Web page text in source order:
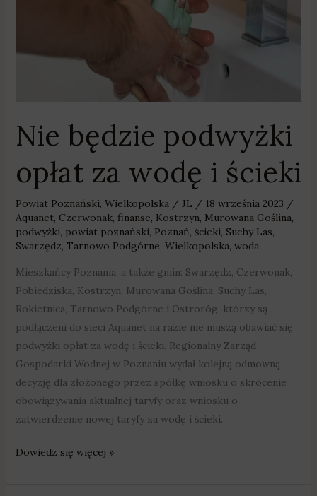
Nie będzie podwyżki
opłat za wodę i ścieki
Powiat Poznański, Wielkopolska/ JL / 18 września 2023 /
Aquanet, Czerwonak, finanse, Kostrzyn, Murowana Goślina,
podwyżki, powiat poznański, Poznań, ścieki, Suchy Las,
Swarzędz, Tarnowo Podgórne, Wielkopolska, woda
Mieszkańcy Poznania, a także gmin: Swarzędz, Czerwonak,
Pobiedziska, Kostrzyn, Murowana Goślina, Suchy Las,
Rokietnica, Tarnowo Podgórne i Ostroróg, którzy są
podłączeni do sieci Aquanet na razie nie muszą obawiać się
podwyżki opłat za wodę i ścieki. Regionalny Zarząd
Gospodarki Wodnej w Poznaniu wydał kolejną odmowną
decyzję dla złożonego przez spółkę wniosku o skrócenie
obowiązywania aktualnej taryfy oraz wniosku o
zatwierdzenie nowej taryfy za wodę i ścieki.
Dowiedz się więcej »